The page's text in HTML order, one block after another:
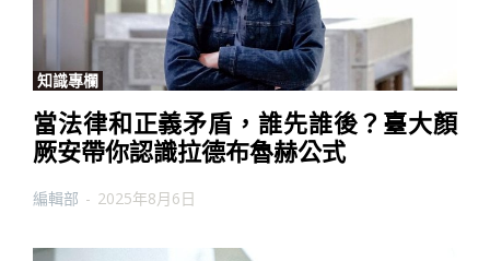
知識專欄
當法律和正義矛盾，誰先誰後？臺大顏
厥安帶你認識拉德布魯赫公式
編輯部 - 2025年8月6日